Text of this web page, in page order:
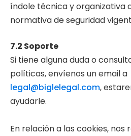
índole técnica y organizativa
normativa de seguridad
7.2 Soporte
Si tiene alguna duda o
políticas, envíenos un email a
legal@biglelegal.com,
ayudarle.
En relación a las cookies,